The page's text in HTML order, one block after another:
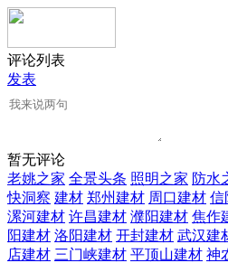
评论列表
发表
暂无评论
老姚之家 全景头条 照明之家 防水
快洞察 建材 郑州建材 周口建材 信
漯河建材 许昌建材 濮阳建材 焦作
阳建材 洛阳建材 开封建材 武汉建
店建材 三门峡建材 平顶山建材 神